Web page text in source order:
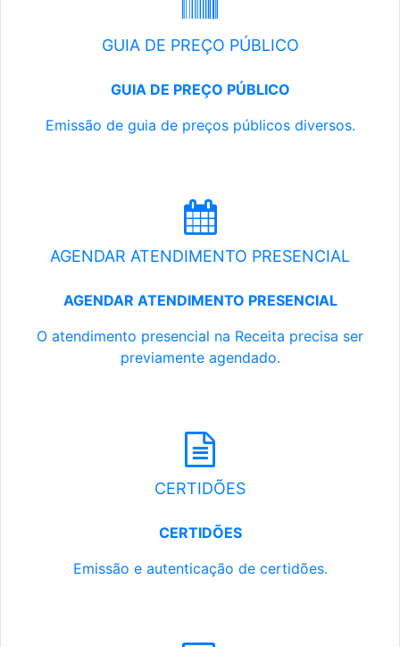
GUIA DE PREÇO PÚBLICO
GUIA DE PREÇO PÚBLICO
Emissão de guia de preços públicos diversos.
AGENDAR ATENDIMENTO PRESENCIAL
AGENDAR ATENDIMENTO PRESENCIAL
O atendimento presencial na Receita precisa ser
previamente agendado.
CERTIDÕES
CERTIDÕES
Emissão e autenticação de certidões.